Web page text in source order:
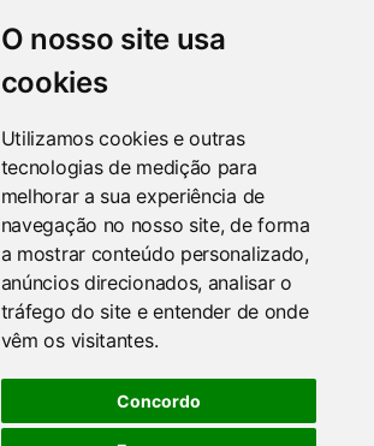
O nosso site usa
cookies
Utilizamos cookies e outras
tecnologias de medição para
melhorar a sua experiência de
navegação no nosso site, de forma
a mostrar conteúdo personalizado,
anúncios direcionados, analisar o
tráfego do site e entender de onde
vêm os visitantes.
Concordo
place
1211, Centro CEP: 95520.000 - Osório/RS
ring_volume
Telefone
(51) 9 8024-0884
Schedule
Sexta-feira: 08h às 12h e das 13h30min às
17h30min
mail
Email